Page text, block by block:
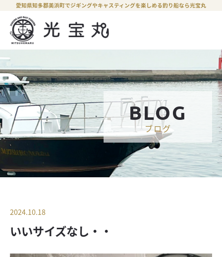
愛知県知多郡美浜町でジギングやキャスティングを楽しめる釣り船なら光宝丸
BLOG
ブログ
2024.10.18
いいサイズなし・・